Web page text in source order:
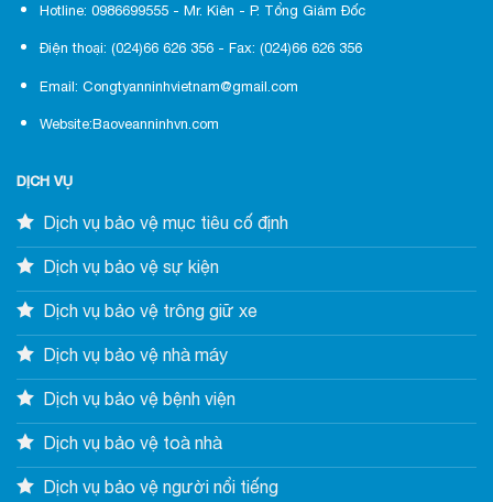
Hotline: 0986699555 - Mr. Kiên - P. Tổng Giám Đốc
Điện thoại: (024)66 626 356 - Fax: (024)66 626 356
Email: Congtyanninhvietnam@gmail.com
Website:Baoveanninhvn.com
DỊCH VỤ
Dịch vụ bảo vệ mục tiêu cố định
Dịch vụ bảo vệ sự kiện
Dịch vụ bảo vệ trông giữ xe
Dịch vụ bảo vệ nhà máy
Dịch vụ bảo vệ bệnh viện
Dịch vụ bảo vệ toà nhà
Dịch vụ bảo vệ người nổi tiếng